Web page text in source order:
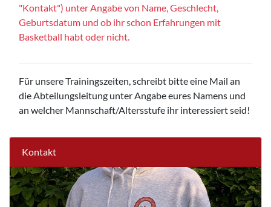
"Kontakt") unter Angabe von Name, Geschlecht,
Geburtsdatum und ob ihr schon Erfahrungen mit
Basketball habt oder nicht.
Für unsere Trainingszeiten, schreibt bitte eine Mail an
die Abteilungsleitung unter Angabe eures Namens und
an welcher Mannschaft/Altersstufe ihr interessiert seid!
Kontakt